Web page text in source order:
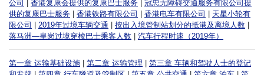
公司
香港复康会提供的复康巴士服务
冠忠无障碍交通服务有限公司提
供的复康巴士服务
香港铁路有限公司 香港电车有限公司
天星小轮有
限公司
2019年过境车辆交通 按出入境管制站划分的抵港及离境人数
落马洲—皇岗过境穿梭巴士乘客人数
汽车行程时速（2019年）
第一章 运输基础设施 第二章 运输管理
第三章 车辆和驾驶人士的登记